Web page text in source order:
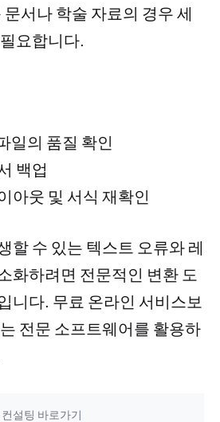
서나 학술 자료의 경우 세
요합니다.
일의 품질 확인
백업
아웃 및 서식 재확인
할 수 있는 텍스트 오류와 레
화하려면 전문적인 변환 도
니다. 무료 온라인 서비스보
전문 소프트웨어를 활용하
설팅 바로가기